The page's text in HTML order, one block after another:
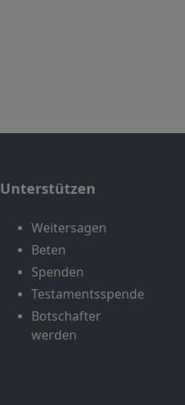
Unterstützen
Weitersagen
Beten
Spenden
Testamentsspende
Botschafter
werden